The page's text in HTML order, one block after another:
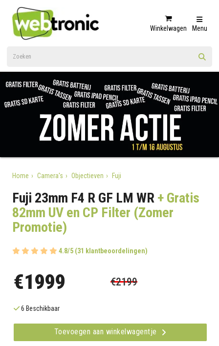
Winkelwagen Menu
Home Camera's Objectieven Fuji
Fuji 23mm F4 R GF LM WR+ Gratis
82mm UV en CP Filter (Zomer
Promotie)
4.8/5 (31 klantbeoordelingen)
€1999 €2199
6 Beschikbaar
Toevoegen aan winkelwagentje